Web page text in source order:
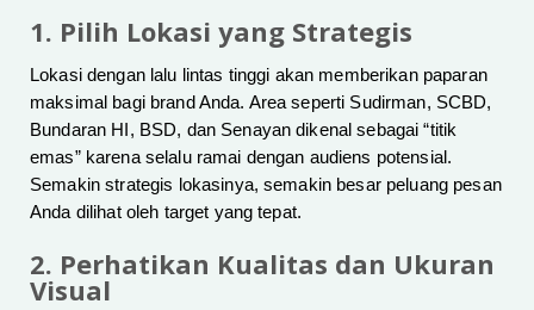
1. Pilih Lokasi yang Strategis
Lokasi dengan lalu lintas tinggi akan memberikan paparan
maksimal bagi brand Anda. Area seperti Sudirman, SCBD,
Bundaran HI, BSD, dan Senayan dikenal sebagai “titik
emas” karena selalu ramai dengan audiens potensial.
Semakin strategis lokasinya, semakin besar peluang pesan
Anda dilihat oleh target yang tepat.
2. Perhatikan Kualitas dan Ukuran
Visual